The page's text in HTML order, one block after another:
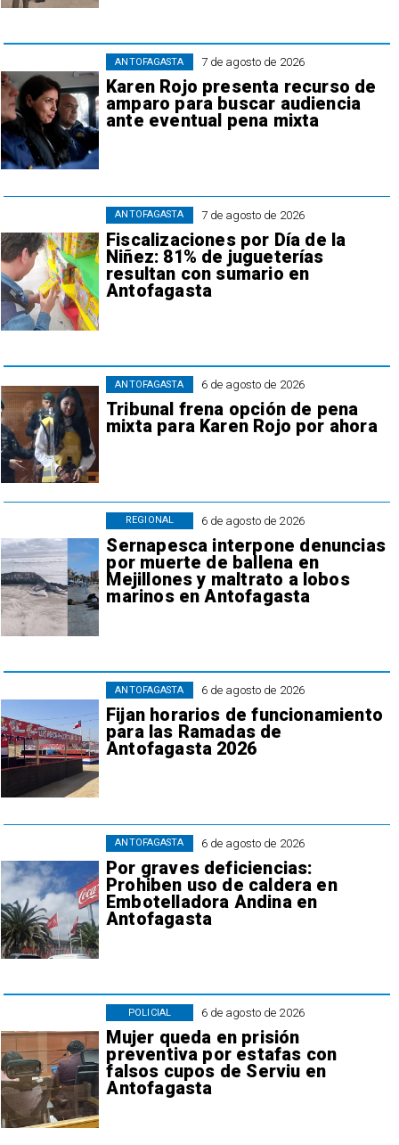
7 de agosto de 2026
Karen Rojo presenta recurso de
amparo para buscar audiencia
ante eventual pena mixta
ANTOFAGASTA
7 de agosto de 2026
Fiscalizaciones por Día de la
Niñez: 81% de jugueterías
resultan con sumario en
Antofagasta
ANTOFAGASTA
6 de agosto de 2026
Tribunal frena opción de pena
mixta para Karen Rojo por ahora
ANTOFAGASTA
6 de agosto de 2026
Sernapesca interpone denuncias
por muerte de ballena en
Mejillones y maltrato a lobos
marinos en Antofagasta
REGIONAL
6 de agosto de 2026
Fijan horarios de funcionamiento
para las Ramadas de
Antofagasta 2026
ANTOFAGASTA
6 de agosto de 2026
Por graves deficiencias:
Prohiben uso de caldera en
Embotelladora Andina en
Antofagasta
ANTOFAGASTA
6 de agosto de 2026
Mujer queda en prisión
preventiva por estafas con
falsos cupos de Serviu en
Antofagasta
POLICIAL